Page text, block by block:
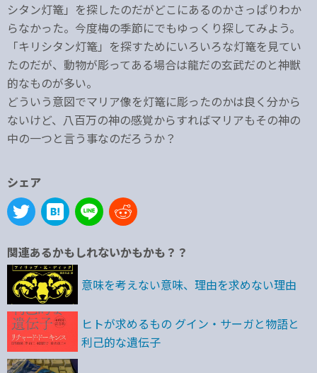
シタン灯篭」を探したのだがどこにあるのかさっぱりわか
らなかった。今度梅の季節にでもゆっくり探してみよう。
「キリシタン灯篭」を探すためにいろいろな灯篭を見てい
たのだが、動物が彫ってある場合は龍だの玄武だのと神獣
的なものが多い。
どういう意図でマリア像を灯篭に彫ったのかは良く分から
ないけど、八百万の神の感覚からすればマリアもその神の
中の一つと言う事なのだろうか？
シェア
関連あるかもしれないかもかも？？
意味を考えない意味、理由を求めない理由
ヒトが求めるもの グイン・サーガと物語と
利己的な遺伝子